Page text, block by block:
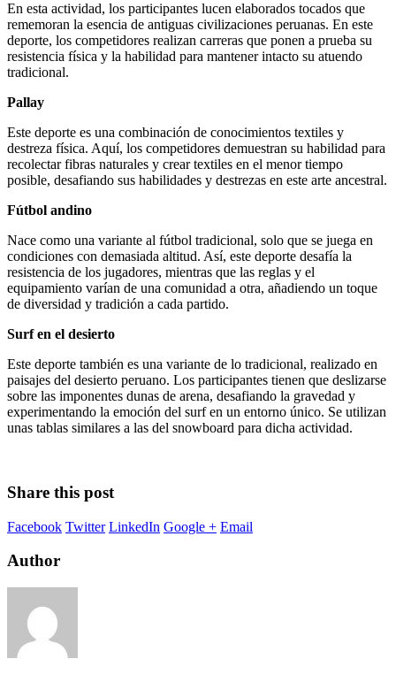
En esta actividad, los participantes lucen elaborados tocados que
rememoran la esencia de antiguas civilizaciones peruanas. En este
deporte, los competidores realizan carreras que ponen a prueba su
resistencia física y la habilidad para mantener intacto su atuendo
tradicional.
Pallay
Este deporte es una combinación de conocimientos textiles y
destreza física. Aquí, los competidores demuestran su habilidad para
recolectar fibras naturales y crear textiles en el menor tiempo
posible, desafiando sus habilidades y destrezas en este arte ancestral.
Fútbol andino
Nace como una variante al fútbol tradicional, solo que se juega en
condiciones con demasiada altitud. Así, este deporte desafía la
resistencia de los jugadores, mientras que las reglas y el
equipamiento varían de una comunidad a otra, añadiendo un toque
de diversidad y tradición a cada partido.
Surf en el desierto
Este deporte también es una variante de lo tradicional, realizado en
paisajes del desierto peruano. Los participantes tienen que deslizarse
sobre las imponentes dunas de arena, desafiando la gravedad y
experimentando la emoción del surf en un entorno único. Se utilizan
unas tablas similares a las del snowboard para dicha actividad.
Share this post
Facebook Twitter LinkedIn Google + Email
Author